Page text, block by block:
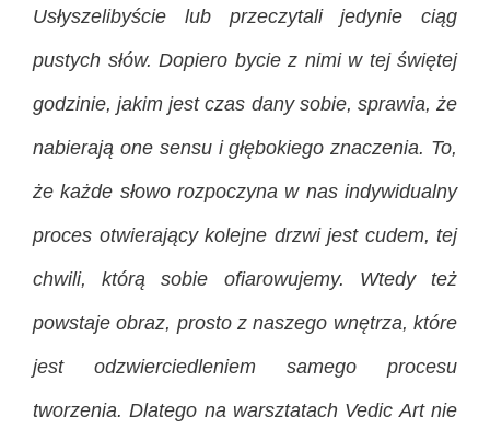
Usłyszelibyście lub przeczytali jedynie ciąg
pustych słów. Dopiero bycie z nimi w tej świętej
godzinie, jakim jest czas dany sobie, sprawia, że
nabierają one sensu i głębokiego znaczenia. To,
że każde słowo rozpoczyna w nas indywidualny
proces otwierający kolejne drzwi jest cudem, tej
chwili, którą sobie ofiarowujemy. Wtedy też
powstaje obraz, prosto z naszego wnętrza, które
jest odzwierciedleniem samego procesu
tworzenia. Dlatego na warsztatach Vedic Art nie